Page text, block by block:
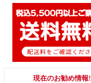
現在のお勧め情報!